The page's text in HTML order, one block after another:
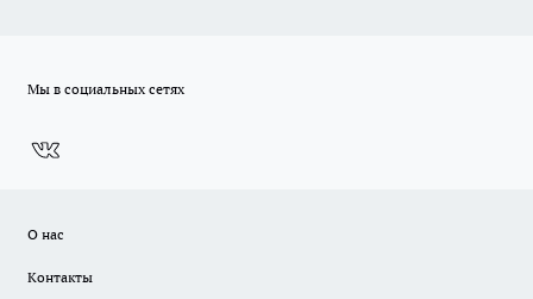
Мы в социальных сетях
О нас
Контакты